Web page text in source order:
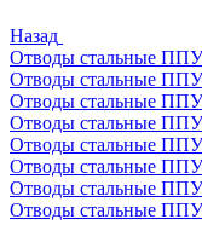
Назад
Отводы стальные
Отводы стальные
Отводы стальные
Отводы стальные
Отводы стальные
Отводы стальные
Отводы стальные
Отводы стальные